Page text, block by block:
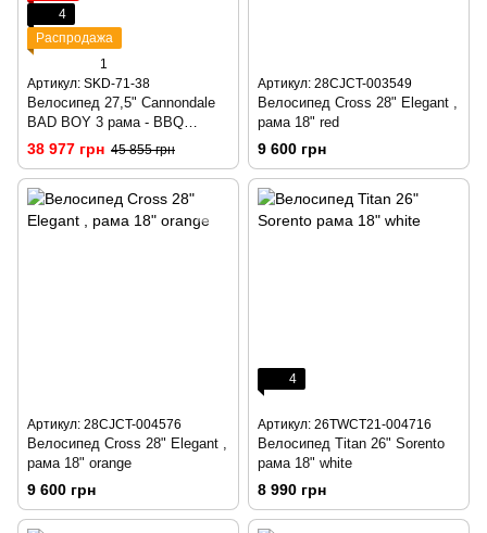
4
Распродажа
1
Артикул: SKD-71-38
Велосипед 27,5" Cannondale
BAD BOY 3 рама - BBQ
черно-матовый
38 977 грн 45 855 грн
Артикул: 28CJCT-003549
Велосипед Cross 28" Elegant ,
рама 18" red
9 600 грн
Артикул: 28CJCT-004576
Велосипед Cross 28" Elegant ,
рама 18" orange
9 600 грн
4
Артикул: 26TWCT21-004716
Велосипед Titan 26" Sorento
рама 18" white
8 990 грн